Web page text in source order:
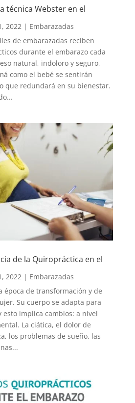
técnica Webster en el
2022| Embarazadas
de embarazadas reciben
durante el embarazo cada
natural, indoloro y seguro,
como el bebé se sentirán
que redundará en su bienestar.
de la Quiropráctica en el
2022| Embarazadas
época de transformación y de
Su cuerpo se adapta para
implica cambios: a nivel
La ciática, el dolor de
los problemas de sueño, las